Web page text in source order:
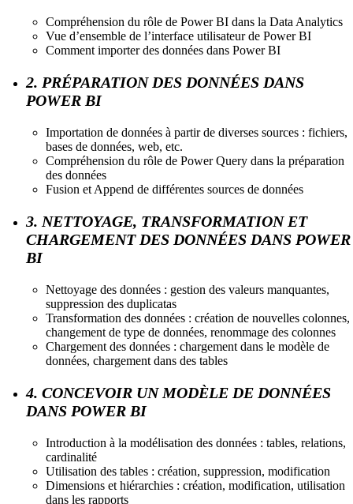
Compréhension du rôle de Power BI dans la Data Analytics
Vue d’ensemble de l’interface utilisateur de Power BI
Comment importer des données dans Power BI
2. PRÉPARATION DES DONNÉES DANS
POWER BI
Importation de données à partir de diverses sources : fichiers,
bases de données, web, etc.
Compréhension du rôle de Power Query dans la préparation
des données
Fusion et Append de différentes sources de données
3. NETTOYAGE, TRANSFORMATION ET
CHARGEMENT DES DONNÉES DANS POWER
BI
Nettoyage des données : gestion des valeurs manquantes,
suppression des duplicatas
Transformation des données : création de nouvelles colonnes,
changement de type de données, renommage des colonnes
Chargement des données : chargement dans le modèle de
données, chargement dans des tables
4. CONCEVOIR UN MODÈLE DE DONNÉES
DANS POWER BI
Introduction à la modélisation des données : tables, relations,
cardinalité
Utilisation des tables : création, suppression, modification
Dimensions et hiérarchies : création, modification, utilisation
dans les rapports